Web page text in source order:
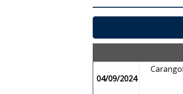
04/09/2024